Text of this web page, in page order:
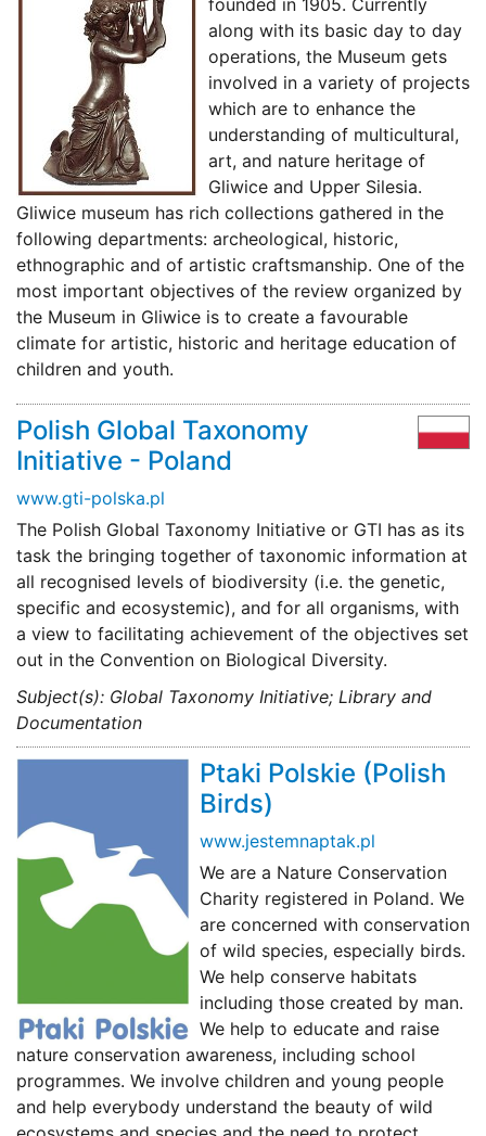
founded in 1905. Currently
along with its basic day to day
operations, the Museum gets
involved in a variety of projects
which are to enhance the
understanding of multicultural,
art, and nature heritage of
Gliwice and Upper Silesia.
Gliwice museum has rich collections gathered in the
following departments: archeological, historic,
ethnographic and of artistic craftsmanship. One of the
most important objectives of the review organized by
the Museum in Gliwice is to create a favourable
climate for artistic, historic and heritage education of
children and youth.
Polish Global Taxonomy
Initiative - Poland
www.gti-polska.pl
The Polish Global Taxonomy Initiative or GTI has as its
task the bringing together of taxonomic information at
all recognised levels of biodiversity (i.e. the genetic,
specific and ecosystemic), and for all organisms, with
a view to facilitating achievement of the objectives set
out in the Convention on Biological Diversity.
Subject(s): Global Taxonomy Initiative; Library and
Documentation
Ptaki Polskie (Polish
Birds)
www.jestemnaptak.pl
We are a Nature Conservation
Charity registered in Poland. We
are concerned with conservation
of wild species, especially birds.
We help conserve habitats
including those created by man.
We help to educate and raise
nature conservation awareness, including school
programmes. We involve children and young people
and help everybody understand the beauty of wild